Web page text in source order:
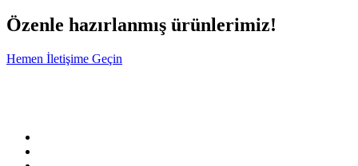
Özenle hazırlanmış ürünlerimiz!
Hemen İletişime Geçin